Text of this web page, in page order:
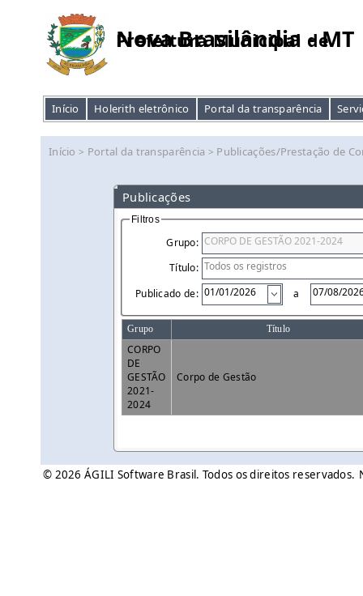
Prefeitura Municipal de
Nova Brasilândia - MT
Início Holerith eletrônico Portal da transparência
Início > Portal da transparência > Publicações/Prestação de
Publicações
Filtros
Grupo:
Título:
Publicado de:
a
Grupo Título
CORPO
DE
GESTÃO
2021-
2024
Corpo de Gestão
© 2026 ÁGILI Software Brasil. Todos os direitos reservados.